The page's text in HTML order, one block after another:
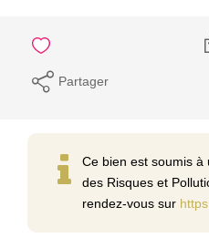
Partager
Ce bien est soumis à
des Risques et
rendez-vous sur